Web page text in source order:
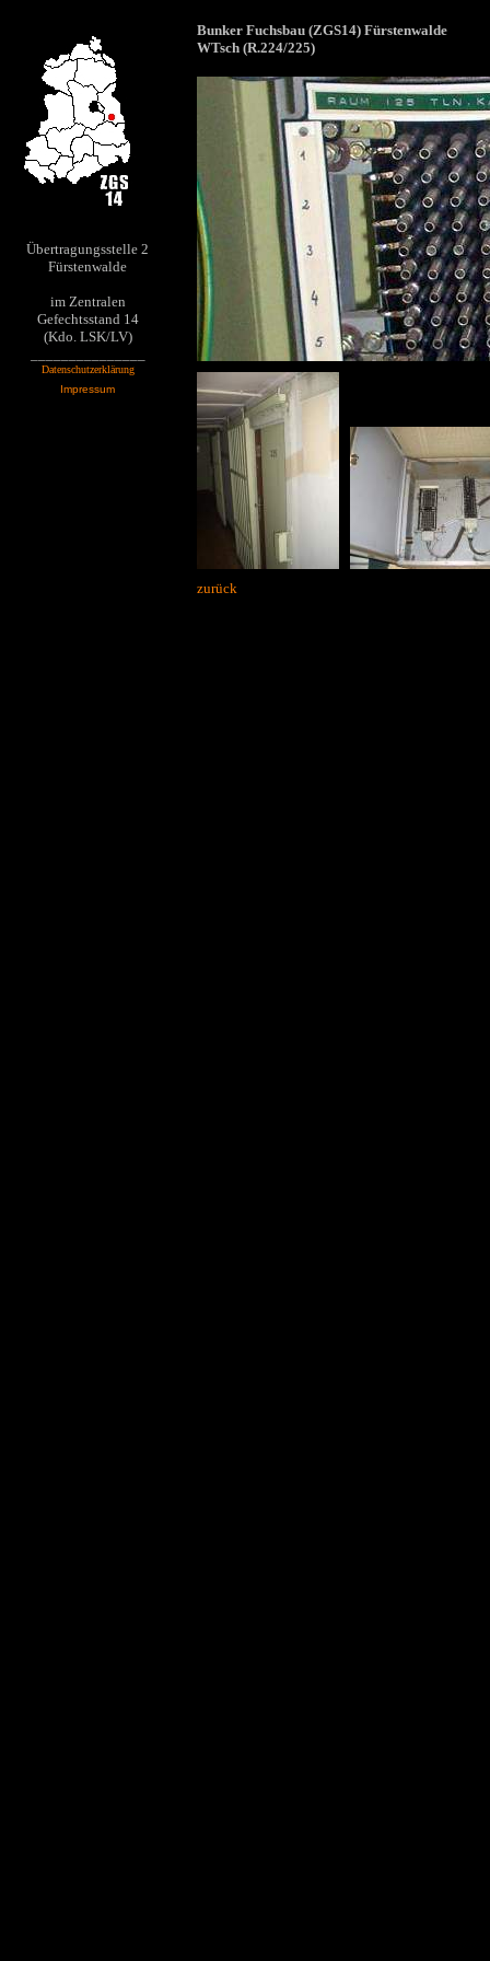
Bunker Fuchsbau (ZGS14) Fürstenwalde
WTsch (R.224/225)
Übertragungsstelle 2
Fürstenwalde
im Zentralen
Gefechtsstand 14
(Kdo. LSK/LV)
Datenschutzerklärung
Impressum
zurück